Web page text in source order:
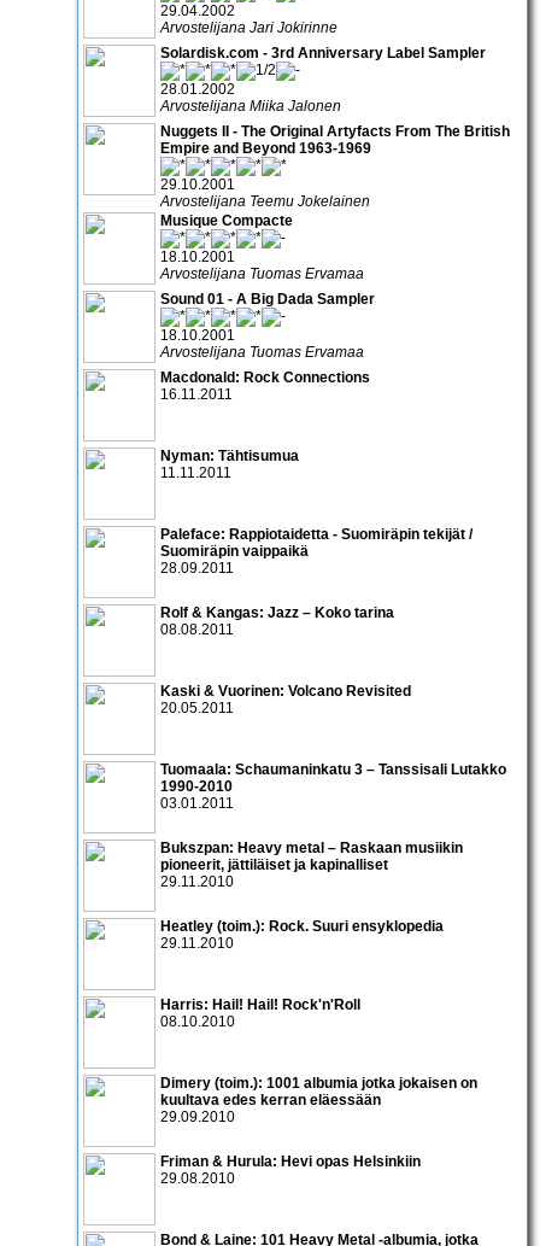
29.04.2002
Arvostelijana Jari Jokirinne
Solardisk.com - 3rd Anniversary Label Sampler
28.01.2002
Arvostelijana Miika Jalonen
Nuggets II - The Original Artyfacts From The British
Empire and Beyond 1963-1969
29.10.2001
Arvostelijana Teemu Jokelainen
Musique Compacte
18.10.2001
Arvostelijana Tuomas Ervamaa
Sound 01 - A Big Dada Sampler
18.10.2001
Arvostelijana Tuomas Ervamaa
Macdonald: Rock Connections
16.11.2011
Nyman: Tähtisumua
11.11.2011
Paleface: Rappiotaidetta - Suomiräpin tekijät /
Suomiräpin vaippaikä
28.09.2011
Rolf & Kangas: Jazz – Koko tarina
08.08.2011
Kaski & Vuorinen: Volcano Revisited
20.05.2011
Tuomaala: Schaumaninkatu 3 – Tanssisali Lutakko
1990­-2010
03.01.2011
Bukszpan: Heavy metal – Raskaan musiikin
pioneerit, jättiläiset ja kapinalliset
29.11.2010
Heatley (toim.): Rock. Suuri ensyklopedia
29.11.2010
Harris: Hail! Hail! Rock'n'Roll
08.10.2010
Dimery (toim.): 1001 albumia jotka jokaisen on
kuultava edes kerran eläessään
29.09.2010
Friman & Hurula: Hevi opas Helsinkiin
29.08.2010
Bond & Laine: 101 Heavy Metal -albumia, jotka